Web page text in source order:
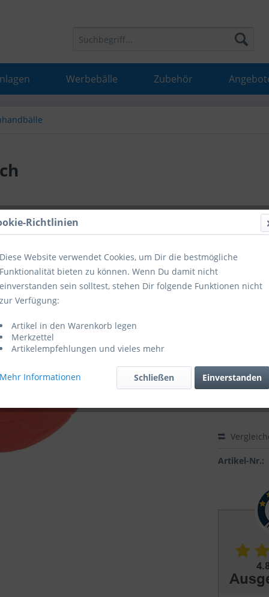
Werbebälle Zubehör
Sofort
Artikel-Nr.:
Richtlinien
Diese Website verwendet Cookies, um Dir die bestmögliche
Funktionalität bieten zu können. Wenn Du damit nicht
einverstanden sein solltest, stehen Dir folgende Funktionen nicht
zur Verfügung:
Artikel in den Warenkorb legen
Merkzettel
Artikelempfehlungen und vieles mehr
Mehr Informationen Einverstanden
Schließen